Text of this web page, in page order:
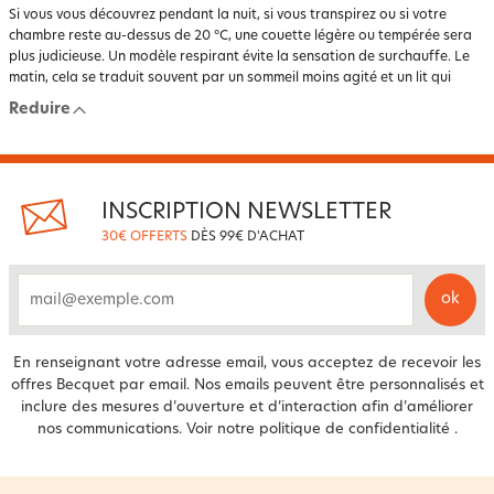
Si vous vous découvrez pendant la nuit, si vous transpirez ou si votre
chambre reste au-dessus de 20 °C, une couette légère ou tempérée sera
plus judicieuse. Un modèle respirant évite la sensation de surchauffe. Le
matin, cela se traduit souvent par un sommeil moins agité et un lit qui
reste en place, au lieu d’une couette repoussée sur le côté.
Pour un usage sur une grande partie de l’année, la couette tempérée
correctement chauffé, surtout si vous adaptez le linge de nuit selon la
saison. C’est aussi une option utile dans une chambre d’amis, où les
besoins peuvent varier d’une personne à l’autre.
Avant de valider votre choix, regardez aussi l’enveloppe de la couette, la
qualité des finitions et la facilité d’entretien. Une enveloppe douce
améliore le contact sous la housse, tandis qu’un piquage régulier aide à
maintenir le garnissage bien réparti. C’est particulièrement utile après
plusieurs lavages ou quand la couette est utilisée chaque jour.
Vérifiez également votre fréquence d’utilisation. Pour une couette de
Reduire
INSCRIPTION NEWSLETTER
30€ OFFERTS DÈS 99€ D'ACHAT
ok
En renseignant votre adresse email, vous acceptez de recevoir les
offres Becquet par email. Nos emails peuvent être personnalisés et
inclure des mesures d’ouverture et d’interaction afin d’améliorer
nos communications. Voir notre politique de confidentialité .